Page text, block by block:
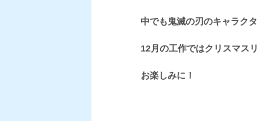
中でも鬼滅の刃のキャラク
12月の工作ではクリスマス
お楽しみに！